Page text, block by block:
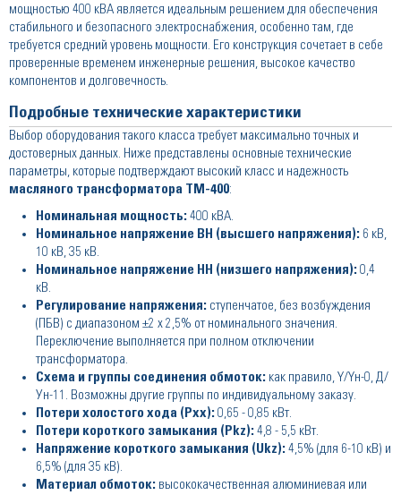
мощностью 400 кВА является идеальным решением для обеспечения
стабильного и безопасного электроснабжения, особенно там, где
требуется средний уровень мощности. Его конструкция сочетает в себе
проверенные временем инженерные решения, высокое качество
компонентов и долговечность.
Подробные технические характеристики
Выбор оборудования такого класса требует максимально точных и
достоверных данных. Ниже представлены основные технические
параметры, которые подтверждают высокий класс и надежность
масляного трансформатора ТМ-400:
Номинальная мощность: 400 кВА.
Номинальное напряжение ВН (высшего напряжения): 6 кВ,
10 кВ, 35 кВ.
Номинальное напряжение НН (низшего напряжения): 0,4
кВ.
Регулирование напряжения: ступенчатое, без возбуждения
(ПБВ) с диапазоном ±2 х 2,5% от номинального значения.
Переключение выполняется при полном отключении
трансформатора.
Схема и группы соединения обмоток: как правило, Y/Yн-0, Д/
Ун-11. Возможны другие группы по индивидуальному заказу.
Потери холостого хода (Pxx​): 0,65 - 0,85 кВт.
Потери короткого замыкания (Pkz​): 4,8 - 5,5 кВт.
Напряжение короткого замыкания (Ukz​): 4,5% (для 6-10 кВ) и
6,5% (для 35 кВ).
Материал обмоток: высококачественная алюминиевая или